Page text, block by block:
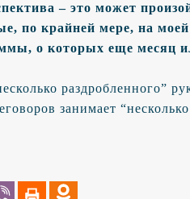
– это может
по крайней мере, на
о которых еще месяц
раздробленного”
занимает